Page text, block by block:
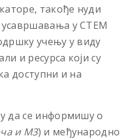
такође нуди
усавршавања у СТЕМ
учењу у виду
и ресурса који су
доступни и на
да се информишу о
и М3) и међународно